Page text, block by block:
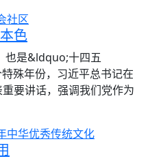
社区
色
也是&ldquo;十四五
殊年份，习近平总书记在
要讲话，强调我们党作为
中华优秀传统文化